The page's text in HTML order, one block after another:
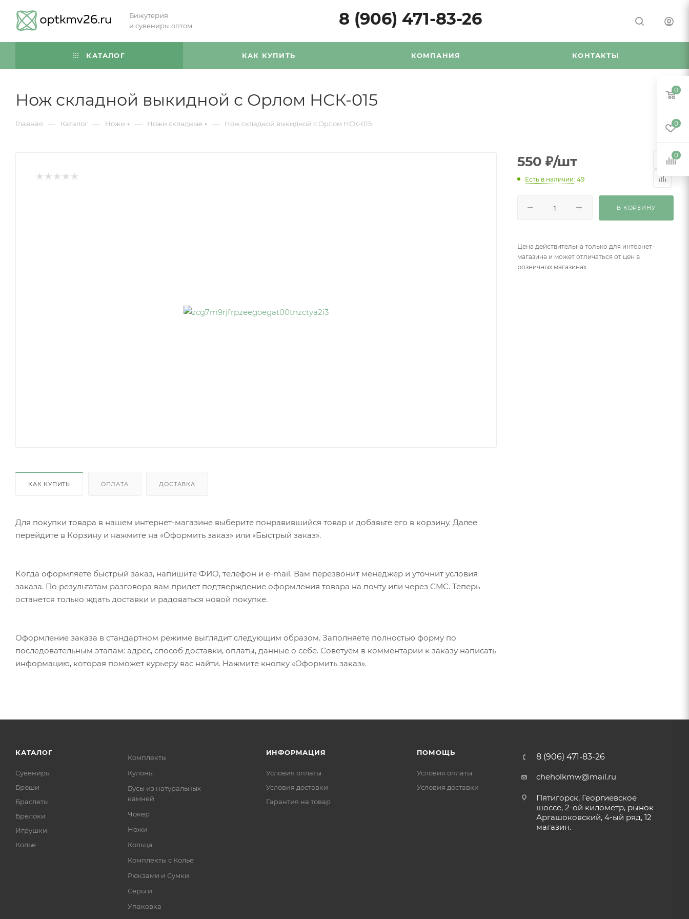
Бижутерия
и сувениры оптом
8 (906) 471-83-26
КАТАЛОГ КАК КУПИТЬ КОМПАНИЯ КОНТАКТЫ
Нож складной выкидной с Орлом НСК-015
Главная — Каталог — Ножи — Ножи складные — Нож складной выкидной с Орлом НСК-015
КАК КУПИТЬ ОПЛАТА ДОСТАВКА
Для покупки товара в нашем интернет-магазине выберите понравившийся товар и добавьте его в корзину. Далее
перейдите в Корзину и нажмите на «Оформить заказ» или «Быстрый заказ».
Когда оформляете быстрый заказ, напишите ФИО, телефон и e-mail. Вам перезвонит менеджер и уточнит условия
заказа. По результатам разговора вам придет подтверждение оформления товара на почту или через СМС. Теперь
останется только ждать доставки и радоваться новой покупке.
Оформление заказа в стандартном режиме выглядит следующим образом. Заполняете полностью форму по
последовательным этапам: адрес, способ доставки, оплаты, данные о себе. Советуем в комментарии к заказу написать
информацию, которая поможет курьеру вас найти. Нажмите кнопку «Оформить заказ».
550 ₽/шт
Есть в наличии: 49
В КОРЗИНУ
Цена действительна только для интернет-
магазина и может отличаться от цен в
розничных магазинах
КАТАЛОГ
Сувениры
Броши
Браслеты
Брелоки
Игрушки
Колье
Комплекты
Кулоны
Бусы из натуральных
камней
Чокер
Ножи
Кольца
Комплекты с Колье
Рюкзами и Сумки
Серьги
Упаковка
ИНФОРМАЦИЯ
Условия оплаты
Условия доставки
Гарантия на товар
ПОМОЩЬ
Условия оплаты
Условия доставки
8 (906) 471-83-26
cheholkmw@mail.ru
Пятигорск, Георгиевское
шоссе, 2-ой километр, рынок
Аргашоковский, 4-ый ряд, 12
магазин.
0
0
0